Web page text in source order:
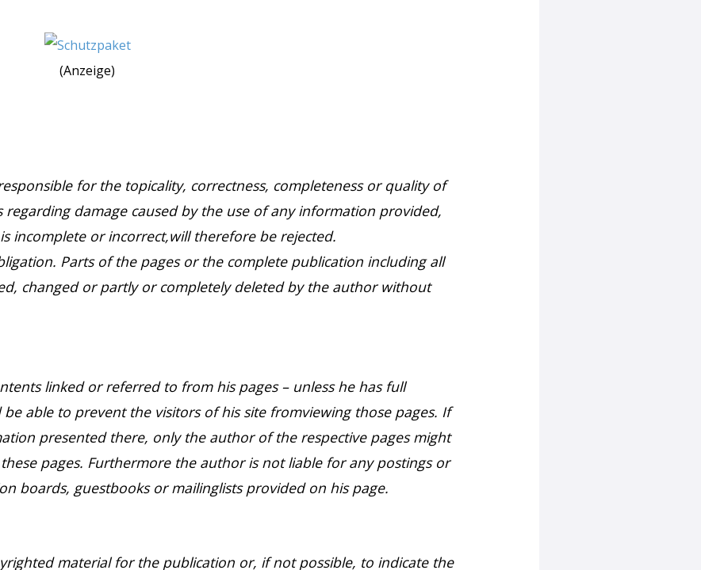
(Anzeige)
for the topicality, correctness, completeness or quality of
damage caused by the use of any information provided,
incomplete or incorrect,will therefore be rejected.
Parts of the pages or the complete publication including all
changed or partly or completely deleted by the author without
linked or referred to from his pages – unless he has full
able to prevent the visitors of his site fromviewing those pages. If
presented there, only the author of the respective pages might
pages. Furthermore the author is not liable for any postings or
boards, guestbooks or mailinglists provided on his page.
material for the publication or, if not possible, to indicate the